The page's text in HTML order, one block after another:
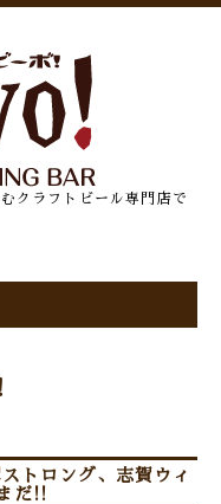
クラフトビール専門店で
トロング、志賀ウィ
だ!!